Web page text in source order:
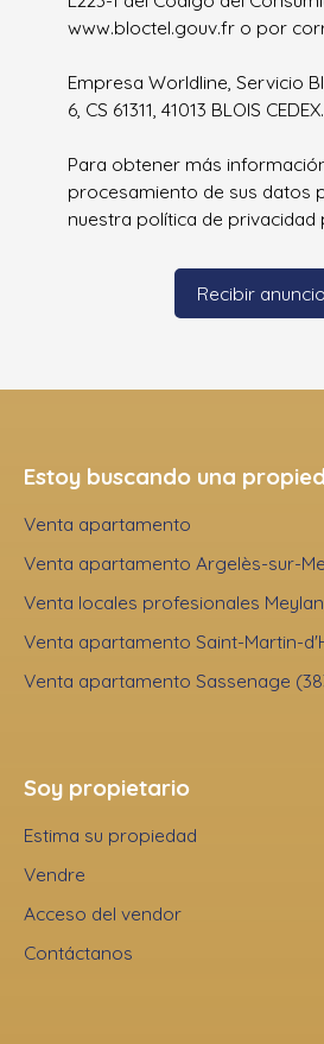
www.bloctel.gouv.fr o por
Empresa Worldline, Servicio
6, CS 61311, 41013 BLOIS CEDEX.
Para obtener más
procesamiento de sus datos
nuestra política de privacidad
Recibir
Estoy buscando una
Venta apartamento
Venta apartamento Argelès-sur-
Venta locales profesionales
Venta apartamento Saint-Martin-
Venta apartamento Sassenage
Soy propietario
Estima su propiedad
Vendre
Acceso del vendor
Contáctanos